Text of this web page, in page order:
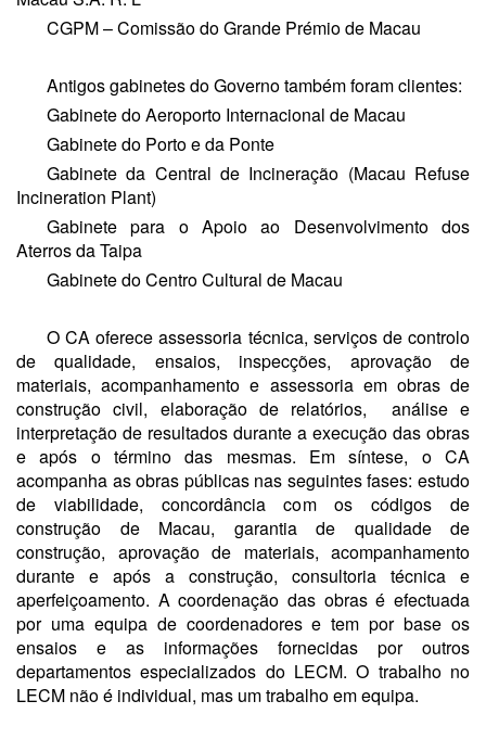
CGPM – Comissão do Grande Prémio de Macau
Antigos gabinetes do Governo também foram clientes:
Gabinete do Aeroporto Internacional de Macau
Gabinete do Porto e da Ponte
Gabinete da Central de Incineração (Macau Refuse
Incineration Plant)
Gabinete para o Apoio ao Desenvolvimento dos
Aterros da Taipa
Gabinete do Centro Cultural de Macau
O CA oferece assessoria técnica, serviços de controlo
de qualidade, ensaios, inspecções, aprovação de
materiais, acompanhamento e assessoria em obras de
construção civil, elaboração de relatórios, análise e
interpretação de resultados durante a execução das obras
e após o término das mesmas. Em síntese, o CA
acompanha as obras públicas nas seguintes fases: estudo
de viabilidade, concordância com os códigos de
construção de Macau, garantia de qualidade de
construção, aprovação de materiais, acompanhamento
durante e após a construção, consultoria técnica e
aperfeiçoamento. A coordenação das obras é efectuada
por uma equipa de coordenadores e tem por base os
ensaios e as informações fornecidas por outros
departamentos especializados do LECM. O trabalho no
LECM não é individual, mas um trabalho em equipa.